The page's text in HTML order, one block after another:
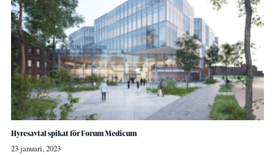
Hyresavtal spikat för Forum Medicum
23 januari, 2023